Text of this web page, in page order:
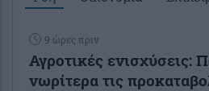
9 ώρες πριν
Αγροτικές ενισχύσεις:
νωρίτερα τις